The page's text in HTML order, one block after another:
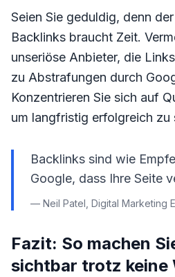
Seien Sie geduldig, denn
Backlinks braucht Zeit.
unseriöse Anbieter, die
zu Abstrafungen durch
Konzentrieren Sie sich auf
um langfristig erfolgreich zu
Backlinks sind wie
Google, dass Ihre Seite
— Neil Patel, Digital Marketing
Fazit: So machen
sichtbar trotz keine